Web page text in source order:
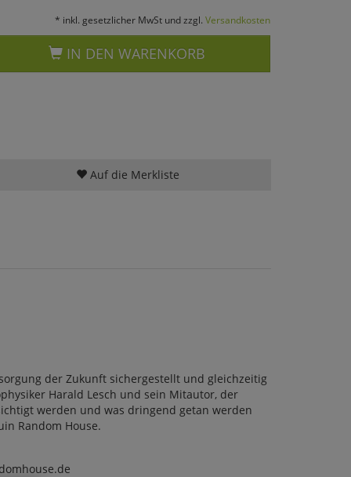
* inkl. gesetzlicher MwSt und zzgl. Versandkosten
IN DEN WARENKORB
Auf die Merkliste
der Zukunft sichergestellt und gleichzeitig
Harald Lesch und sein Mitautor, der
werden und was dringend getan werden
Random House.